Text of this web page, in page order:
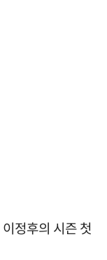
정후의 시즌 첫